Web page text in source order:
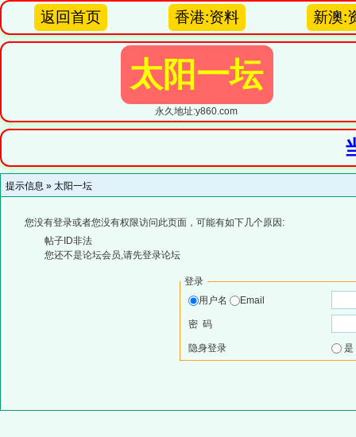
返回首页 香港:资料 新澳:
太阳一坛
永久地址:y860.com
提示信息 » 太阳一坛
您没有登录或者您没有权限访问此页面，可能有如下几个原因:
帖子ID非法
您还不是论坛会员,请先登录论坛
登录
用户名
Email
密 码
隐身登录